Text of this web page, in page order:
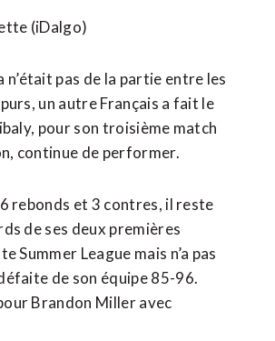
(iDalgo)
n’était pas de la partie entre les
un autre Français a fait le
pour son troisième match
continue de performer.
rebonds et 3 contres, il reste
de ses deux premières
Summer League mais n’a pas
de son équipe 85-96.
Brandon Miller avec